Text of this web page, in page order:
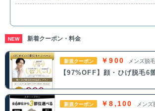
NEW 新着クーポン・料金
新規クーポン ￥900 メンズ脱毛
【97%OFF】顔・ひげ脱毛6
新規クーポン ￥8,100 メンズ